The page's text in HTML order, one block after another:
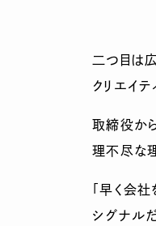
二つ目は
クリエイテ
取締役か
理不尽な
「早く会
シグナルだ